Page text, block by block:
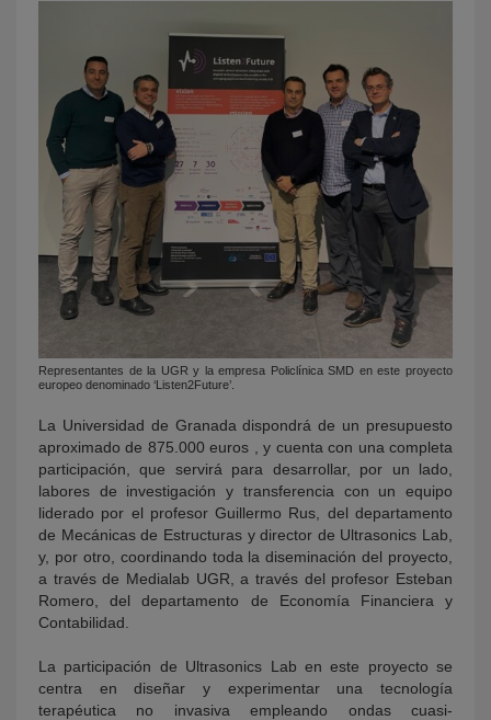
Representantes de la UGR y la empresa Policlínica SMD en este proyecto
europeo denominado ‘Listen2Future’.
La Universidad de Granada dispondrá de un presupuesto
aproximado de 875.000 euros , y cuenta con una completa
participación, que servirá para desarrollar, por un lado,
labores de investigación y transferencia con un equipo
liderado por el profesor Guillermo Rus, del departamento
de Mecánicas de Estructuras y director de Ultrasonics Lab,
y, por otro, coordinando toda la diseminación del proyecto,
a través de Medialab UGR, a través del profesor Esteban
Romero, del departamento de Economía Financiera y
Contabilidad.
La participación de Ultrasonics Lab en este proyecto se
centra en diseñar y experimentar una tecnología
terapéutica no invasiva empleando ondas cuasi-